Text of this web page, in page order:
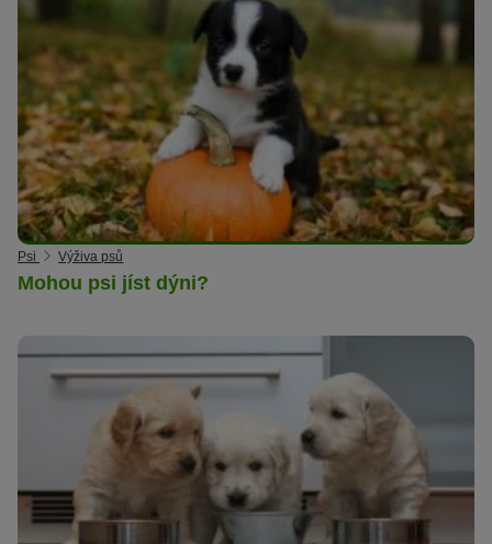
Psi Výživa psů
Mohou psi jíst dýni?